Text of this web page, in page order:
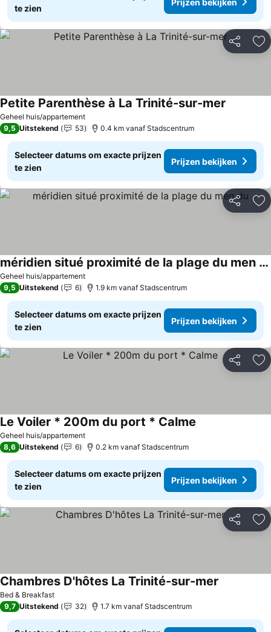
te zien
Delen
Geheel huis/appartement
Petite Parenthèse à La Trinité-sur-mer
9,5 Uitstekend 53 0.4 km vanaf Stadscentrum
Selecteer datums om exacte prijzen
te zien
Prijzen bekijken
Delen
Geheel huis/appartement
méridien situé proximité de la plage du men du
Prijzen bekijken
9,5 Uitstekend 6 1.9 km vanaf Stadscentrum
Selecteer datums om exacte prijzen
te zien
Prijzen bekijken
Delen
Geheel huis/appartement
Le Voiler * 200m du port * Calme
8,6 Uitstekend 6 0.2 km vanaf Stadscentrum
Selecteer datums om exacte prijzen
te zien
Prijzen bekijken
Delen
Bed & Breakfast
Chambres D'hôtes La Trinité-sur-mer
9,7 Uitstekend 32 1.7 km vanaf Stadscentrum